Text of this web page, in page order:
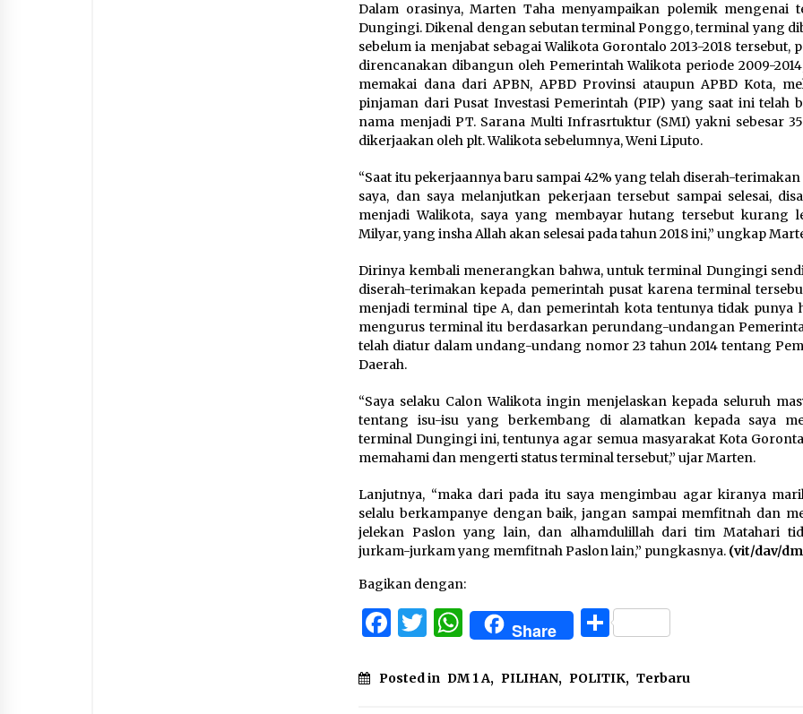
Dalam orasinya, Marten Taha menyampaikan polemik mengenai
Dungingi. Dikenal dengan sebutan terminal Ponggo, terminal yang
sebelum ia menjabat sebagai Walikota Gorontalo 2013-2018 tersebut,
direncanakan dibangun oleh Pemerintah Walikota periode 2009-
memakai dana dari APBN, APBD Provinsi ataupun APBD Kota,
pinjaman dari Pusat Investasi Pemerintah (PIP) yang saat ini telah
nama menjadi PT. Sarana Multi Infrasrtuktur (SMI) yakni sebesar
dikerjaakan oleh plt. Walikota sebelumnya, Weni Liputo.
“Saat itu pekerjaannya baru sampai 42% yang telah diserah-
saya, dan saya melanjutkan pekerjaan tersebut sampai selesai,
menjadi Walikota, saya yang membayar hutang tersebut kurang
Milyar, yang insha Allah akan selesai pada tahun 2018 ini,” ungkap
Dirinya kembali menerangkan bahwa, untuk terminal Dungingi
diserah-terimakan kepada pemerintah pusat karena terminal
menjadi terminal tipe A, dan pemerintah kota tentunya tidak punya
mengurus terminal itu berdasarkan perundang-undangan
telah diatur dalam undang-undang nomor 23 tahun 2014 tentang
Daerah.
“Saya selaku Calon Walikota ingin menjelaskan kepada seluruh
tentang isu-isu yang berkembang di alamatkan kepada saya
terminal Dungingi ini, tentunya agar semua masyarakat Kota
memahami dan mengerti status terminal tersebut,” ujar Marten.
Lanjutnya, “maka dari pada itu saya mengimbau agar kiranya
selalu berkampanye dengan baik, jangan sampai memfitnah dan
jelekan Paslon yang lain, dan alhamdulillah dari tim Matahari
jurkam-jurkam yang memfitnah Paslon lain,” pungkasnya. (vit/dav/
Bagikan dengan:
Facebook
Twitter
WhatsApp
Share Share
Posted in DM 1 A, PILIHAN, POLITIK, Terbaru